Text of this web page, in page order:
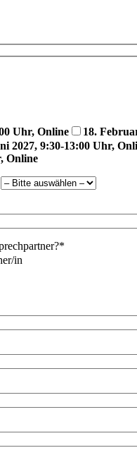
Uhr, Online
18.
2027, 9:30-13:00 Uhr,
Online
in